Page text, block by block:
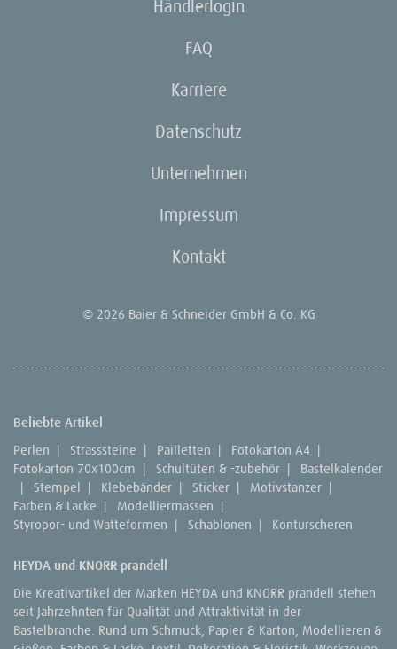
Händlerlogin
FAQ
Karriere
Datenschutz
Unternehmen
Impressum
Kontakt
© 2026 Baier & Schneider GmbH & Co. KG
Beliebte Artikel
Perlen | Strasssteine | Pailletten | Fotokarton A4 |
Fotokarton 70x100cm | Schultüten & -zubehör |
Bastelkalender
|
Stempel | Klebebänder | Sticker | Motivstanzer |
Farben & Lacke | Modelliermassen |
Styropor- und Watteformen | Schablonen | Konturscheren
HEYDA und KNORR prandell
Die Kreativartikel der Marken HEYDA und KNORR prandell stehen
seit Jahrzehnten für Qualität und Attraktivität in der
Bastelbranche. Rund um Schmuck, Papier & Karton, Modellieren &